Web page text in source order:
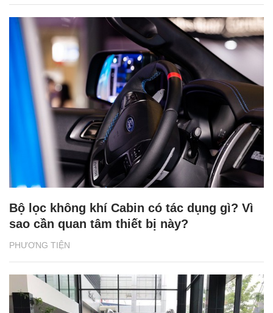
PHƯƠNG TIỆN
Bộ lọc không khí Cabin có tác dụng gì? Vì
sao cần quan tâm thiết bị này?